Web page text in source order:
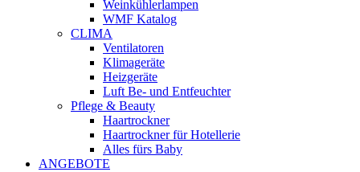
Weinkühlerlampen
WMF Katalog
CLIMA
Ventilatoren
Klimageräte
Heizgeräte
Luft Be- und Entfeuchter
Pflege & Beauty
Haartrockner
Haartrockner für Hotellerie
Alles fürs Baby
ANGEBOTE